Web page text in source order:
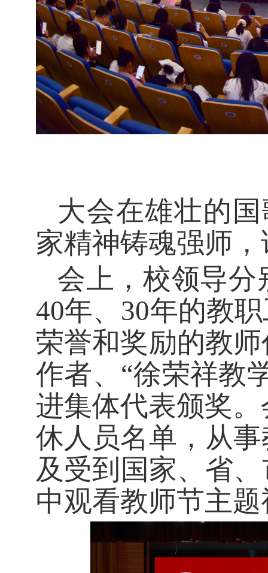
大会在雄壮的
家精神铸魂强师
会上，校领导
40年、30年的教
荣誉和奖励的教
作者、“徐荣祥教
进集体代表颁奖。
休人员名单，从
及受到国家、省
中观看教师节主